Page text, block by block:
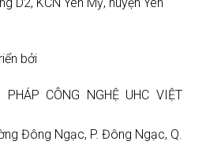
bởi
CÔNG NGHỆ UHC VIỆT
Đông Ngạc, P. Đông Ngạc, Q.